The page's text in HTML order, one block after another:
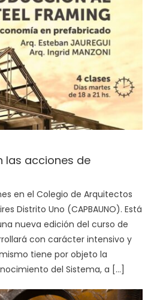
las acciones de
en el Colegio de Arquitectos
Distrito Uno (CAPBAUNO). Está
nueva edición del curso de
con carácter intensivo y
tiene por objeto la
del Sistema, a […]